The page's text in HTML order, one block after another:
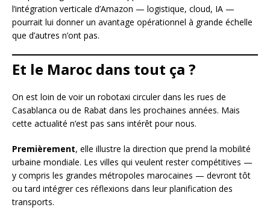
l’intégration verticale d’Amazon — logistique, cloud, IA —
pourrait lui donner un avantage opérationnel à grande échelle
que d’autres n’ont pas.
Et le Maroc dans tout ça ?
On est loin de voir un robotaxi circuler dans les rues de
Casablanca ou de Rabat dans les prochaines années. Mais
cette actualité n’est pas sans intérêt pour nous.
Premièrement, elle illustre la direction que prend la mobilité
urbaine mondiale. Les villes qui veulent rester compétitives —
y compris les grandes métropoles marocaines — devront tôt
ou tard intégrer ces réflexions dans leur planification des
transports.